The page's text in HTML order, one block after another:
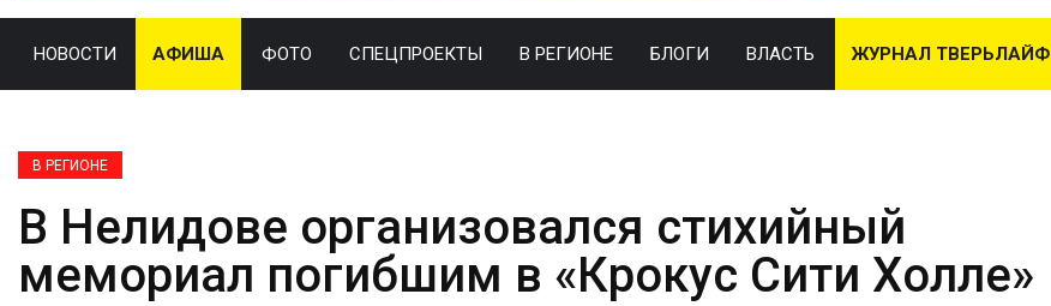
НОВОСТИ АФИША ФОТО СПЕЦПРОЕКТЫ В РЕГИОНЕ БЛОГИ ВЛАСТЬ ЖУРНАЛ ТВЕРЬЛАЙФ
В РЕГИОНЕ
В Нелидове организовался стихийный
мемориал погибшим в «Крокус Сити Холле»